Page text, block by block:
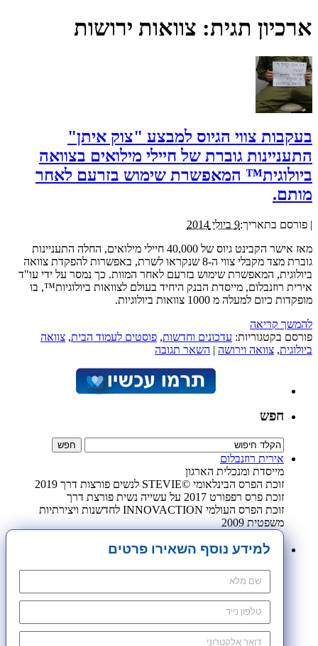
ארכיון תגית: צוואות ירושות
בעקבות צווי הגיוס למבצע "צוק איתן"
התעניינות גוברת של חיילי מילואים בצוואה
ביולוגית™ המאפשרת שימוש בזרעם לאחר
מותם.
| פורסם בתאריך:9 ביולי 2014
מאז אישר הקבינט גיוס של 40,000 חיילי מילואים, החלה התעניינות
גוברת מצד מקבלי צווי ה-8 שנקראו לשרת, באפשרות להפקדת צוואה
ביולוגית, המאפשרת שימוש בזרעם לאחר המוות. כך נמסר על ידי עו"ד
אירית רוזנבלום, מייסדת הבנק היחיד בעולם לצוואות ביולוגיות™, בו
מופקדות כיום למעלה מ 1000 צוואות ביולוגיות.
להמשך קריאה
פורסם בקטגוריות: עדכונים וחדשות, פוסטים לעמוד הבית, צוואה
ביולוגית, צוואה וירושה | השאר תגובה
חפש
אירית רוזנבלום
מייסדת ומנכלית הארגון
זוכת הפרס הבינלאומי ©STEVIE לנשים פורצות דרך 2019
זוכת פרס רפפורט 2017 על עשייה נשית פורצת דרך
זוכת הפרס העולמי INNOVACTION לחדשנות ויצירתיות
משפטית 2009
למידע נוסף השאירו פרטים